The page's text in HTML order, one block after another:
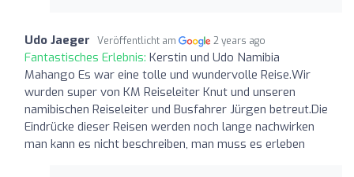
Udo Jaeger Veröffentlicht am 2 years ago
Fantastisches Erlebnis: Kerstin und Udo Namibia
Mahango Es war eine tolle und wundervolle Reise.Wir
wurden super von KM Reiseleiter Knut und unseren
namibischen Reiseleiter und Busfahrer Jürgen betreut.Die
Eindrücke dieser Reisen werden noch lange nachwirken
man kann es nicht beschreiben, man muss es erleben